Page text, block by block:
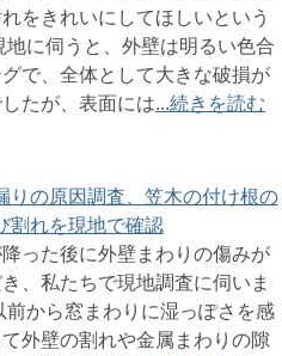
をきれいにしてほしいという
に伺うと、外壁は明るい色合
で、全体として大きな破損が
たが、表面には...続きを読む
りの原因調査、笠木の付け根の
割れを現地で確認
った後に外壁まわりの傷みが
、私たちで現地調査に伺いま
前から窓まわりに湿っぽさを感
外壁の割れや金属まわりの隙